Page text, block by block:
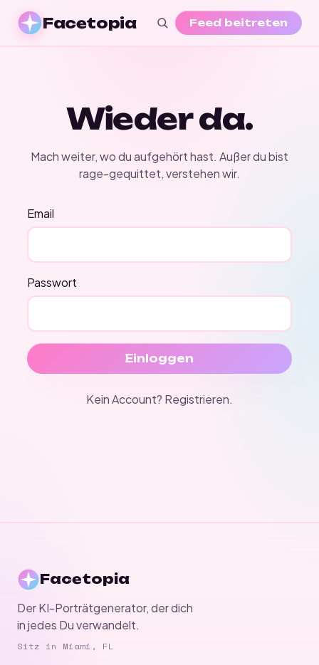
Facetopia Feed beitreten
Wieder da.
Mach weiter, wo du aufgehört hast. Außer du bist
rage-gequittet, verstehen wir.
Email
Passwort
Einloggen
Kein Account? Registrieren.
Facetopia
Der KI-Porträtgenerator, der dich
in jedes Du verwandelt.
Sitz in Miami, FL